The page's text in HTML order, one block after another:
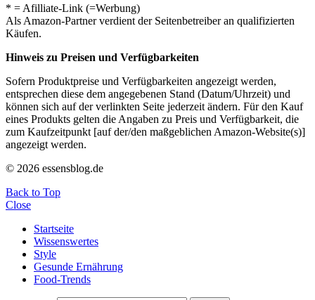
* = Afilliate-Link (=Werbung)
Als Amazon-Partner verdient der Seitenbetreiber an qualifizierten
Käufen.
Hinweis zu Preisen und Verfügbarkeiten
Sofern Produktpreise und Verfügbarkeiten angezeigt werden,
entsprechen diese dem angegebenen Stand (Datum/Uhrzeit) und
können sich auf der verlinkten Seite jederzeit ändern. Für den Kauf
eines Produkts gelten die Angaben zu Preis und Verfügbarkeit, die
zum Kaufzeitpunkt [auf der/den maßgeblichen Amazon-Website(s)]
angezeigt werden.
© 2026 essensblog.de
Back to Top
Close
Startseite
Wissenswertes
Style
Gesunde Ernährung
Food-Trends